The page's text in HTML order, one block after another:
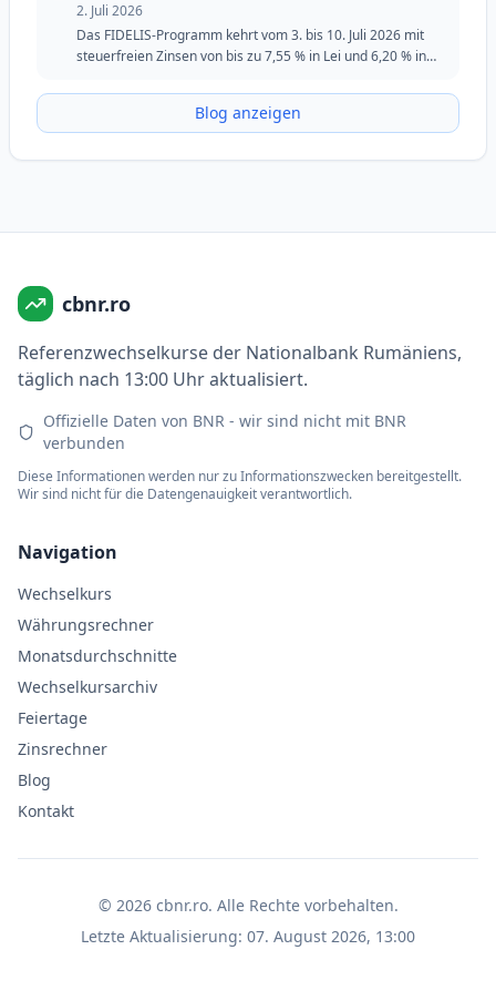
2. Juli 2026
Das FIDELIS-Programm kehrt vom 3. bis 10. Juli 2026 mit
steuerfreien Zinsen von bis zu 7,55 % in Lei und 6,20 % in
für Blutspender in Lei bei und bleibt eine attraktive Option
für Investoren, die Sicherheit, Flexibilität und feste Renditen
Blog anzeigen
cbnr.ro
Referenzwechselkurse der Nationalbank Rumäniens,
täglich nach 13:00 Uhr aktualisiert.
Offizielle Daten von BNR - wir sind nicht mit BNR
verbunden
Diese Informationen werden nur zu Informationszwecken bereitgestellt.
Wir sind nicht für die Datengenauigkeit verantwortlich.
Navigation
Wechselkurs
Währungsrechner
Monatsdurchschnitte
Wechselkursarchiv
Feiertage
Zinsrechner
Blog
Kontakt
© 2026 cbnr.ro. Alle Rechte vorbehalten.
Letzte Aktualisierung: 07. August 2026, 13:00